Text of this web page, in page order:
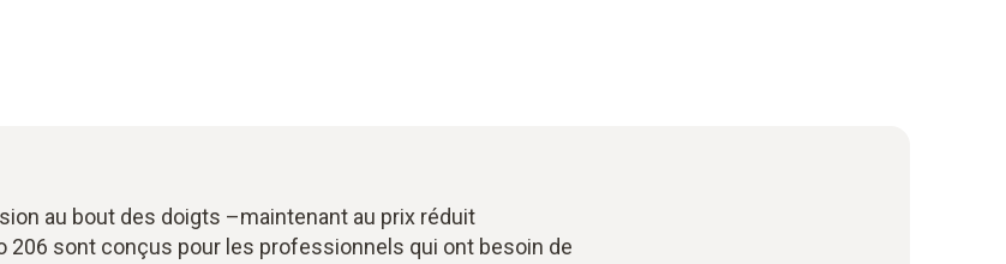
au bout des doigts –maintenant au prix réduit
206 sont conçus pour les professionnels qui ont besoin de